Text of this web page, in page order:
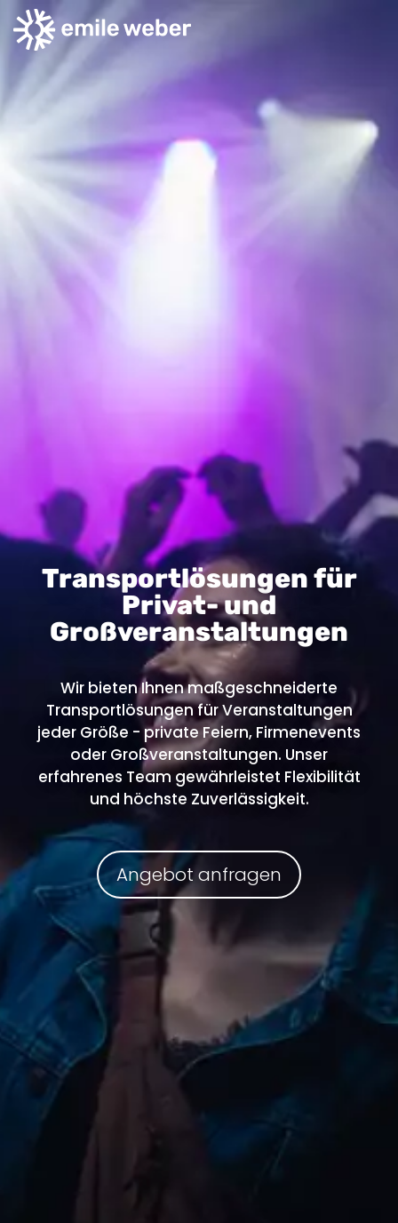
Transportlösungen für
Privat- und
Großveranstaltungen
Wir bieten Ihnen maßgeschneiderte
Transportlösungen für Veranstaltungen
jeder Größe - private Feiern, Firmenevents
oder Großveranstaltungen. Unser
erfahrenes Team gewährleistet Flexibilität
und höchste Zuverlässigkeit.
Angebot anfragen